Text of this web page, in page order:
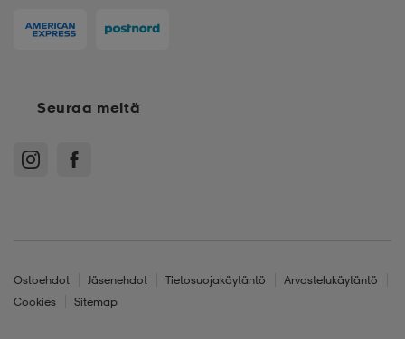
Seuraa meitä
Ostoehdot Jäsenehdot Tietosuojakäytäntö
Arvostelukäytäntö
Cookies
Sitemap